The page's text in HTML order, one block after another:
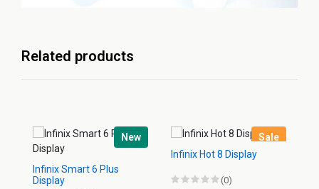
Related products
New
Infinix Smart 6 Plus
Display
Sale
Infinix Hot 8 Display
(0)